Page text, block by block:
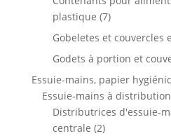
plastique 77
produits
Gobeletes et couvercles
Godets à portion et
Essuie-mains, papier
Essuie-mains à
Distributrices d'essuie-
centrale 22